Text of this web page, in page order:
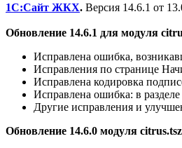
1С:Сайт ЖКХ. Версия 14.6.1 от
Обновление 14.6.1 для модуля
Исправлена ошибка,
Исправления по странице
Исправлена кодировка
Исправлена ошибка: в
Другие исправления и
Обновление 14.6.0 модуля